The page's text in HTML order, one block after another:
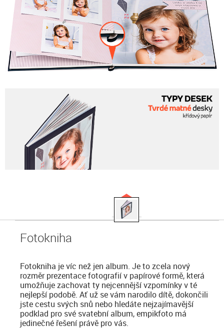
Fotokniha
Fotokniha je víc než jen album. Je to zcela nový
rozměr prezentace fotografií v papírové formě, která
umožňuje zachovat ty nejcennější vzpomínky v té
nejlepší podobě. Ať už se vám narodilo dítě, dokončili
jste cestu svých snů nebo hledáte nejzajímavější
podklad pro své svatební album, empikfoto má
jedinečné řešení právě pro vás.